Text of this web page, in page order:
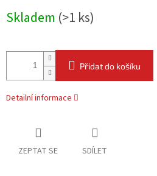
cena:
Skladem (>1 ks)
Přidat do košíku
Detailní informace
ZEPTAT SE SDÍLET